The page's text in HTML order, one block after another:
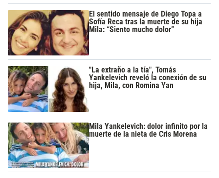
El sentido mensaje de Diego Topa a
Sofía Reca tras la muerte de su hija
Mila: “Siento mucho dolor”
"La extraño a la tía", Tomás
Yankelevich reveló la conexión de su
hija, Mila, con Romina Yan
Mila Yankelevich: dolor infinito por la
muerte de la nieta de Cris Morena